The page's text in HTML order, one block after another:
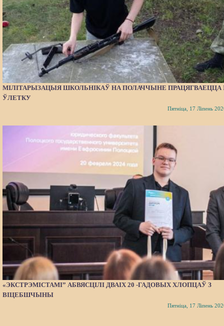
МІЛІТАРЫЗАЦЫЯ ШКОЛЬНІКАЎ НА ПОЛАЧЧЫНЕ ПРАЦЯГВАЕЦЦА
ЎЛЕТКУ
Пятніца, 17 Ліпень
«ЭКСТРЭМІСТАМІ” АБВЯСЦІЛІ ДВАІХ 20 -ГАДОВЫХ ХЛОПЦАЎ З
ВІЦЕБШЧЫНЫ
Пятніца, 17 Ліпень